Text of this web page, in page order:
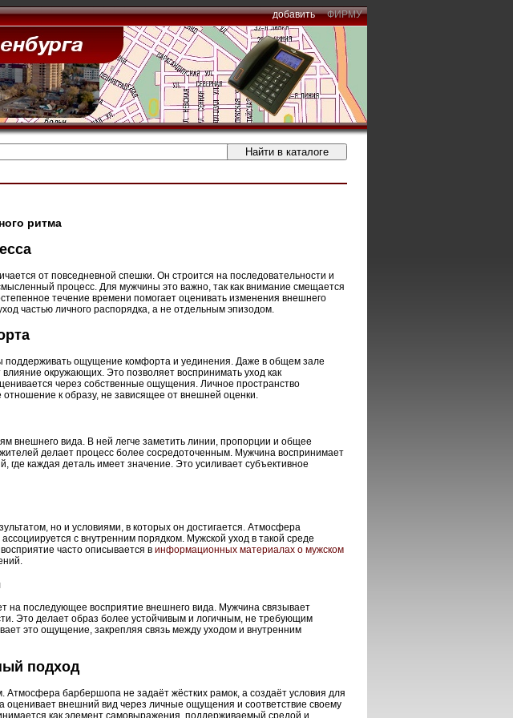
добавить ФИРМУ
ритма
от повседневной спешки. Он строится на последовательности и
процесс. Для мужчины это важно, так как внимание смещается
течение времени помогает оценивать изменения внешнего
частью личного распорядка, а не отдельным эпизодом.
поддерживать ощущение комфорта и уединения. Даже в общем зале
окружающих. Это позволяет воспринимать уход как
через собственные ощущения. Личное пространство
к образу, не зависящее от внешней оценки.
внешнего вида. В ней легче заметить линии, пропорции и общее
делает процесс более сосредоточенным. Мужчина воспринимает
где каждая деталь имеет значение. Это усиливает субъективное
но и условиями, в которых он достигается. Атмосфера
с внутренним порядком. Мужской уход в такой среде
часто описывается в информационных материалах о мужском
на последующее восприятие внешнего вида. Мужчина связывает
Это делает образ более устойчивым и логичным, не требующим
это ощущение, закрепляя связь между уходом и внутренним
подход
Атмосфера барбершопа не задаёт жёстких рамок, а создаёт условия для
оценивает внешний вид через личные ощущения и соответствие своему
как элемент самовыражения, поддерживаемый средой и